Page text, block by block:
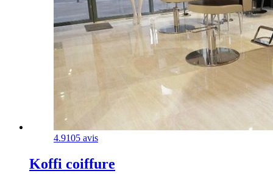
4.9105 avis
Koffi coiffure